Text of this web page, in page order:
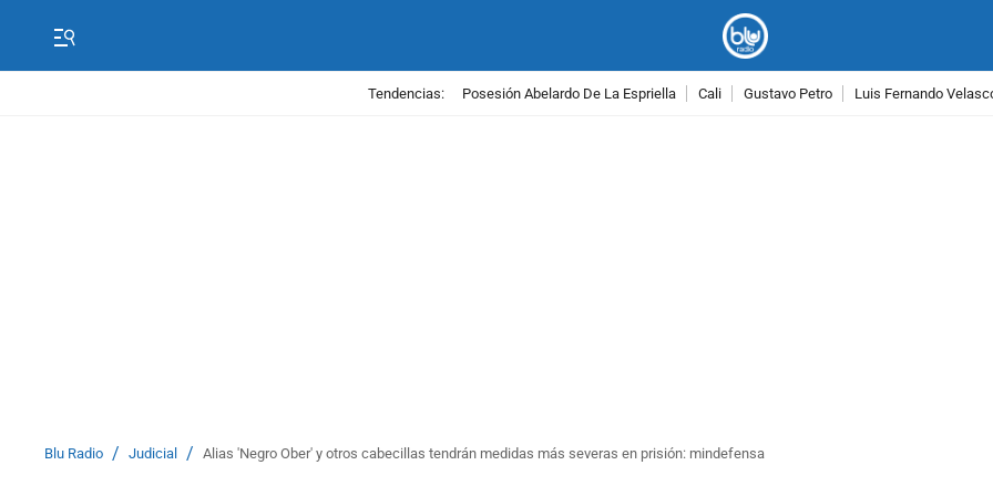
Tendencias: Posesión Abelardo De La Espriella Cali Gustavo Petro Luis Fernando
Blu Radio / Judicial / Alias 'Negro Ober' y otros cabecillas tendrán medidas más severas en prisión: mindefensa